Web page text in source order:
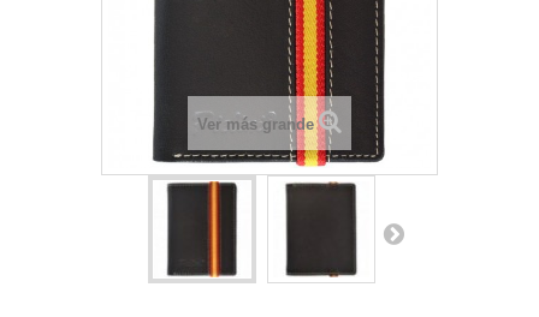
Ver más grande